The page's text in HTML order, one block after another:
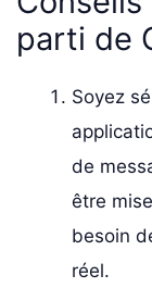
parti de
Soyez
de
être
besoin
réel.